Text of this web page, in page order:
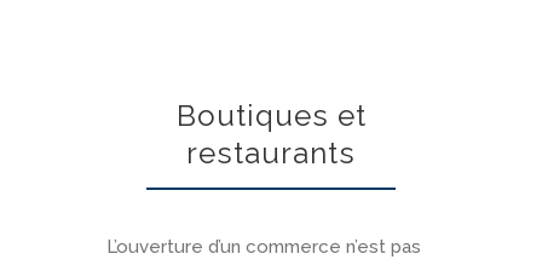
Boutiques et
restaurants
L’ouverture d’un commerce n’est pas